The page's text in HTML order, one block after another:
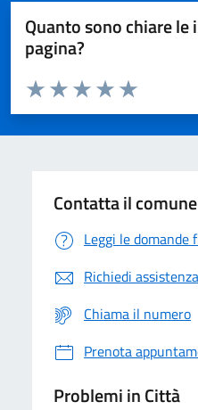
Quanto sono chiare
pagina?
Domanda
Valuta da 1 a 5 stelle la pagina
Valuta 5
Valuta 4 stelle
Valuta 3 stelle su 5
Valuta 2 stelle su 5
Valuta 1 stelle su 5
Contatta il comune
Leggi le domande
Richiedi assistenza
Chiama il numero
Prenota
Problemi in Città